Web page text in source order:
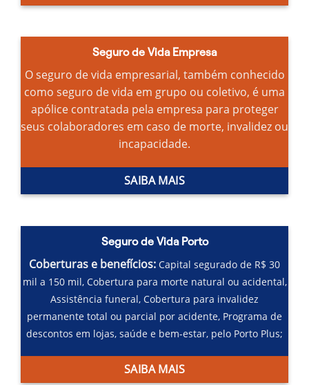
Seguro de Vida Empresa
O seguro de vida empresarial, também conhecido
como seguro de vida em grupo ou coletivo, é uma
apólice contratada pela empresa para proteger
seus colaboradores em caso de morte, invalidez ou
incapacidade.
SAIBA MAIS
Seguro de Vida Porto
Coberturas e benefícios: Capital segurado de R$ 30
mil a 150 mil, Cobertura para morte natural ou acidental,
Assistência funeral,Cobertura para invalidez
permanente total ou parcial por acidente, Programa de
descontos em lojas, saúde e bem-estar, pelo Porto Plus;
SAIBA MAIS